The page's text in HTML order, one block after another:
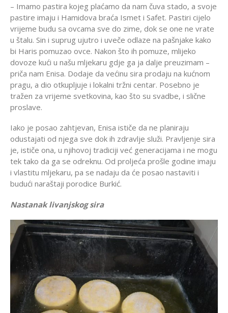
– Imamo pastira kojeg plaćamo da nam čuva stado, a svoje
pastire imaju i Hamidova braća Ismet i Safet. Pastiri cijelo
vrijeme budu sa ovcama sve do zime, dok se one ne vrate
u štalu. Sin i suprug ujutro i uveče odlaze na pašnjake kako
bi Haris pomuzao ovce. Nakon što ih pomuze, mlijeko
dovoze kući u našu mljekaru gdje ga ja dalje preuzimam –
priča nam Enisa. Dodaje da većinu sira prodaju na kućnom
pragu, a dio otkupljuje i lokalni tržni centar. Posebno je
tražen za vrijeme svetkovina, kao što su svadbe, i slične
proslave.
Iako je posao zahtjevan, Enisa ističe da ne planiraju
odustajati od njega sve dok ih zdravlje služi. Pravljenje sira
je, ističe ona, u njihovoj tradiciji već generacijama i ne mogu
tek tako da ga se odreknu. Od proljeća prošle godine imaju
i vlastitu mljekaru, pa se nadaju da će posao nastaviti i
budući naraštaji porodice Burkić.
Nastanak livanjskog sira